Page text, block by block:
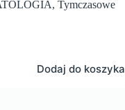
,Tymczasowe
Dodaj do koszyka